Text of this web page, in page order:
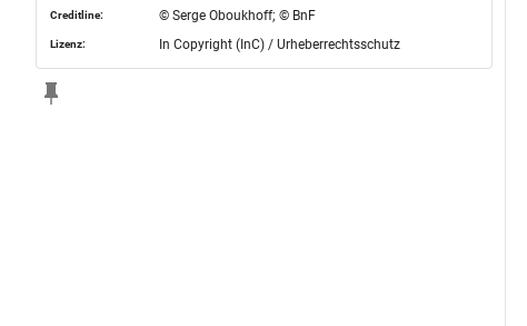
Creditline: © Serge Oboukhoff; © BnF
Lizenz: In Copyright (InC) / Urheberrechtsschutz